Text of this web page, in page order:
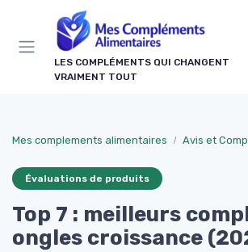
LES COMPLÉMENTS QUI CHANGENT
VRAIMENT TOUT
Mes complements alimentaires Avis et
Évaluations de produits
Top 7 : meilleurs
ongles croissance
Panneau de gestion des cookies